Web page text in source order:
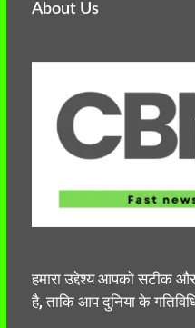
About Us
हमारा उद्देश्य आपको सटीक
है, ताकि आप दुनिया के